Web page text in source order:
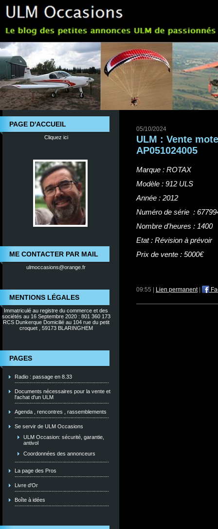
PAGE D'ACCUEIL
Cliquez ici
ME CONTACTER PAR MAIL
ulmoccasions@orange.fr
MENTIONS LÉGALES
Immatriculé au registre du commerce et des
sociétés au 16 Septembre 2020 : 801 360 173
RCS Dunkerque Domicilié au 104 rue du petit
croquet , 59173 BLARINGHEM
PAGES
Radio : passage en 8.33
Documents nécessaires pour la vente et
l'achat d'un ULM
Agenda , rencontres , rassemblements
Se servir de ULM Occasions
ULM Occasion: sécurité, garantie,
antivol
Coordonnées des annonceurs
La page des Pros
Livre d'Or
Boîte à idées
05/10/2024
ULM : Vente
AP051024005
Marque : ROTAX
Modèle : 912 ULS
Année : 2012
Numéro de série :
Nombre d'heures : 1400
Etat : Révision à prévoir
Prix de vente : 5000€
09:55 | Lien permanent|